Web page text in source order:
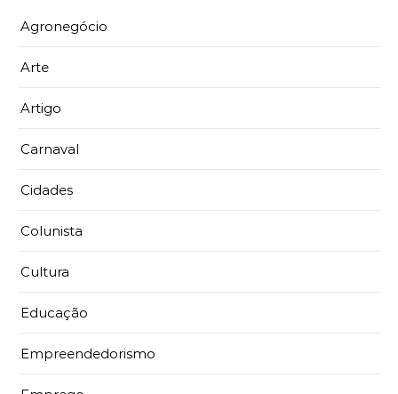
Agronegócio
Arte
Artigo
Carnaval
Cidades
Colunista
Cultura
Educação
Empreendedorismo